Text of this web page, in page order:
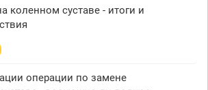
коленном суставе - итоги и
операции по замене